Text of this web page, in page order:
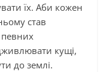
їх. Аби кожен
став
кущі,
до землі.